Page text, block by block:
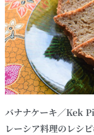
バナナケーキ／Kek
レーシア料理のレシ